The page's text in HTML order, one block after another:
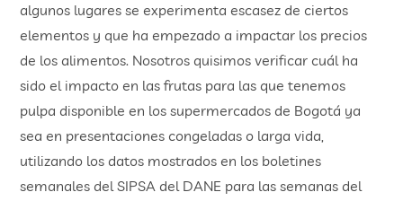
algunos lugares se experimenta escasez de ciertos
elementos y que ha empezado a impactar los precios
de los alimentos. Nosotros quisimos verificar cuál ha
sido el impacto en las frutas para las que tenemos
pulpa disponible en los supermercados de Bogotá ya
sea en presentaciones congeladas o larga vida,
utilizando los datos mostrados en los boletines
semanales del SIPSA del DANE para las semanas del